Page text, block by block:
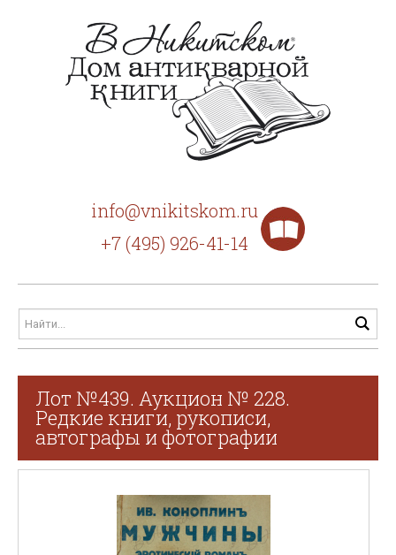
info@vnikitskom.ru
+7 (495) 926-41-14
Лот №439. Аукцион № 228.
Редкие книги, рукописи,
автографы и фотографии